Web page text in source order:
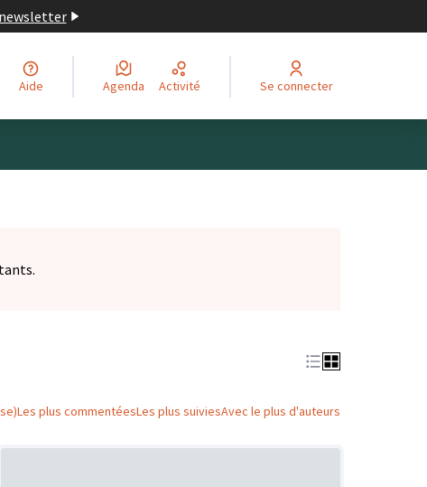
Aide Agenda Activité Se connecter
Les plus commentéesLes plus suiviesAvec le plus d'auteurs